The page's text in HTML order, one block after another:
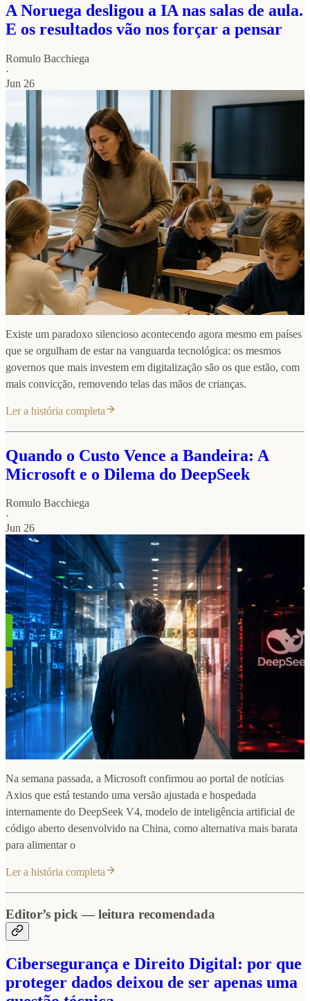
A Noruega desligou a IA nas salas de aula.
E os resultados vão nos forçar a pensar
Romulo Bacchiega
·
Jun 26
Existe um paradoxo silencioso acontecendo agora mesmo em países
que se orgulham de estar na vanguarda tecnológica: os mesmos
governos que mais investem em digitalização são os que estão, com
mais convicção, removendo telas das mãos de crianças.
Ler a história completa
Quando o Custo Vence a Bandeira: A
Microsoft e o Dilema do DeepSeek
Romulo Bacchiega
·
Jun 26
Na semana passada, a Microsoft confirmou ao portal de notícias
Axios que está testando uma versão ajustada e hospedada
internamente do DeepSeek V4, modelo de inteligência artificial de
código aberto desenvolvido na China, como alternativa mais barata
para alimentar o
Ler a história completa
Editor’s pick — leitura recomendada
Cibersegurança e Direito Digital: por que
proteger dados deixou de ser apenas uma